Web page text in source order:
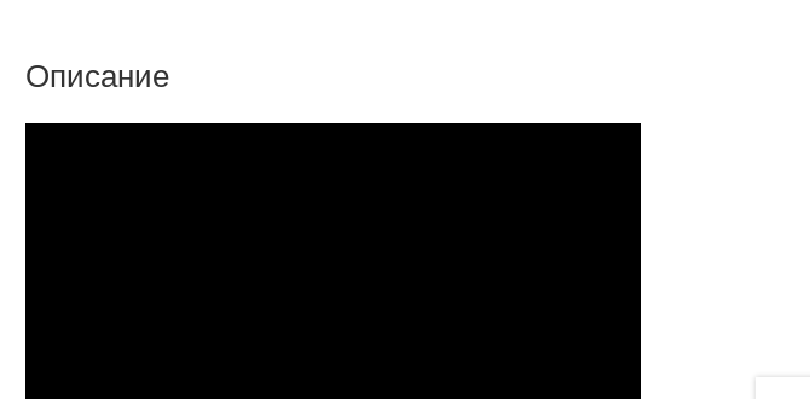
Описание